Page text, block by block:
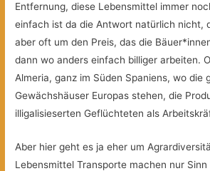
Entfernung, diese Lebensmittel immer
einfach ist da die Antwort natürlich nicht,
aber oft um den Preis, das die
dann wo anders einfach billiger arbeiten.
Almeria, ganz im Süden Spaniens, wo die
Gewächshäuser Europas stehen, die
illigalisieserten Geflüchteten als
Aber hier geht es ja eher um
Lebensmittel Transporte machen nur